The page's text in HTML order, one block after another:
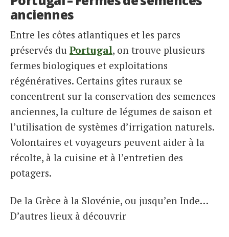
anciennes
Entre les côtes atlantiques et les parcs
préservés du Portugal, on trouve plusieurs
fermes biologiques et exploitations
régénératives. Certains gîtes ruraux se
concentrent sur la conservation des semences
anciennes, la culture de légumes de saison et
l’utilisation de systèmes d’irrigation naturels.
Volontaires et voyageurs peuvent aider à la
récolte, à la cuisine et à l’entretien des
potagers.
De la Grèce à la Slovénie, ou jusqu’en Inde…
D’autres lieux à découvrir